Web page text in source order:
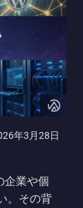
年3月28日
企業や個
。その背